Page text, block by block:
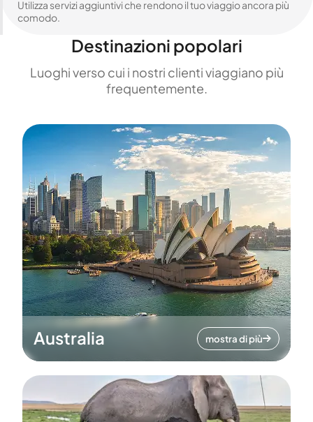
Utilizza servizi aggiuntivi che rendono il tuo viaggio ancora più
comodo.
Destinazioni popolari
Luoghi verso cui i nostri clienti viaggiano più
frequentemente.
Australia mostra di più